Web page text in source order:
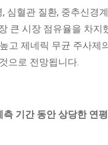
혈관 질환, 중추신경
큰 시장 점유율을 차지
고 제네릭 무균 주사제
으로 전망됩니다.
기간 동안 상당한 연